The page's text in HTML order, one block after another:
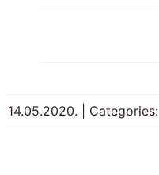
14.05.2020. Categories: